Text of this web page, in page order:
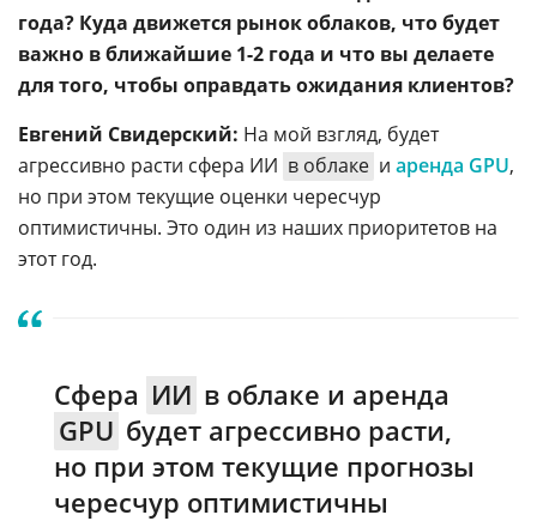
года? Куда движется рынок облаков, что будет
важно в ближайшие 1-2 года и что вы делаете
для того, чтобы оправдать ожидания клиентов?
Евгений Свидерский: На мой взгляд, будет
агрессивно расти сфера ИИ в облаке и аренда GPU,
но при этом текущие оценки чересчур
оптимистичны. Это один из наших приоритетов на
этот год.
Сфера ИИ в облаке и аренда
GPU будет агрессивно расти,
но при этом текущие прогнозы
чересчур оптимистичны